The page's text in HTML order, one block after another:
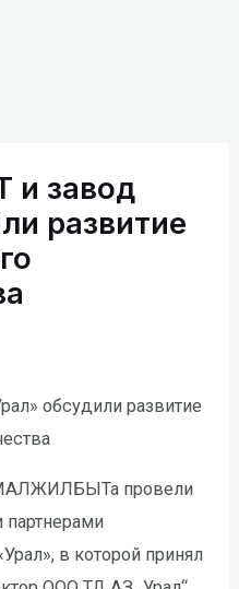
завод
развитие
обсудили развитие
провели
в которой принял